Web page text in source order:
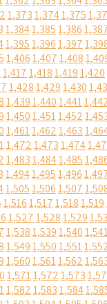
1,3731,3741,375
1,3841,3851,386
1,3951,3961,397
1,4061,4071,408
1,4171,4181,4191,420
1,4281,4291,430
1,4391,4401,441
1,4501,4511,452
1,4611,4621,463
1,4721,4731,474
1,4831,4841,485
1,4941,4951,496
1,5051,5061,507
1,5161,5171,5181,519
1,5271,5281,529
1,5381,5391,540
1,5491,5501,551
1,5601,5611,562
1,5711,5721,573
1,5821,5831,584